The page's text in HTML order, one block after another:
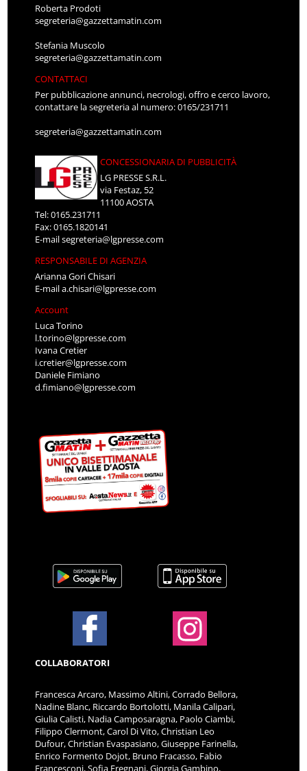
Roberta Prodoti
segreteria@gazzettamatin.com
Stefania Muscolo
segreteria@gazzettamatin.com
CONTATTACI
Per pubblicazione annunci, necrologi, offro e cerco lavoro,
contattare la segreteria al numero: 0165/231711
segreteria@gazzettamatin.com
CONCESSIONARIA DI PUBBLICITÀ
LG PRESSE S.R.L.
via Festaz, 52
11100 AOSTA
Tel: 0165.231711
Fax: 0165.1820141
E-mailsegreteria@lgpresse.com
RESPONSABILE DI AGENZIA
Arianna Gori Chisari
E-maila.chisari@lgpresse.com
Account
Luca Torino
l.torino@lgpresse.com
Ivana Cretier
i.cretier@lgpresse.com
Daniele Fimiano
d.fimiano@lgpresse.com
COLLABORATORI
Francesca Arcaro, Massimo Altini, Corrado Bellora,
Nadine Blanc, Riccardo Bortolotti, Manila Calipari,
Giulia Calisti, Nadia Camposaragna, Paolo Ciambi,
Filippo Clermont, Carol Di Vito, Christian Leo
Dufour, Christian Evaspasiano, Giuseppe Farinella,
Enrico Formento Dojot, Bruno Fracasso, Fabio
Francesconi, Sofia Fregnani, Giorgia Gambino,